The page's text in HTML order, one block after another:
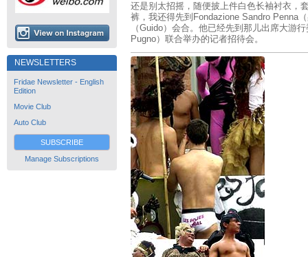
NEWSLETTERS
Fridae Newsletter - English
Edition
Movie Club
Auto Club
SUBSCRIBE
Manage Subscriptions
还是别太招摇，随便披上件白色长袖衬衣，
裤，我还得先到Fondazione Sandro Penna
（Guido）会合。他已经先到那儿出席大游
Pugno）联合举办的记者招待会。